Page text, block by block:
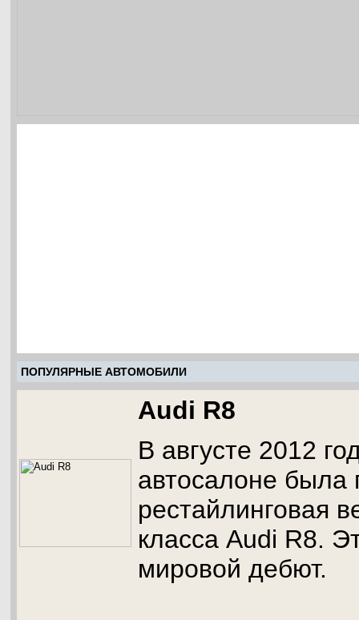
ПОПУЛЯРНЫЕ АВТОМОБИЛИ
Audi R8
В августе 2012
автосалоне была
рестайлинговая
класса Audi R8.
мировой дебют.